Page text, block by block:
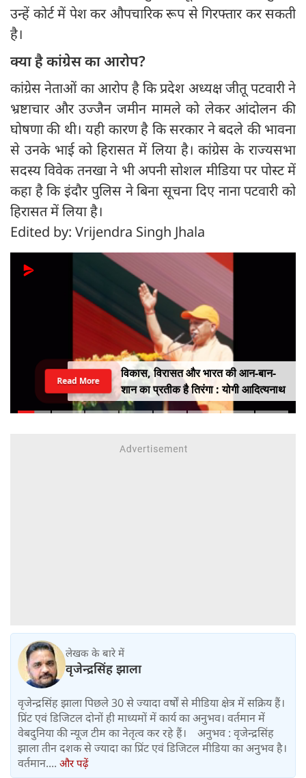
उन्हें कोर्ट में पेश कर औपचारिक रूप से गिरफ्तार कर सकती
है।
क्या है कांग्रेस का आरोप?
कांग्रेस नेताओं का आरोप है कि प्रदेश अध्यक्ष जीतू पटवारी ने
भ्रष्टाचार और उज्जैन जमीन मामले को लेकर आंदोलन की
घोषणा की थी। यही कारण है कि सरकार ने बदले की भावना
से उनके भाई को हिरासत में लिया है। कांग्रेस के राज्यसभा
सदस्य विवेक तनखा ने भी अपनी सोशल मीडिया पर पोस्ट में
कहा है कि इंदौर पुलिस ने बिना सूचना दिए नाना पटवारी को
हिरासत में लिया है।
Edited by: Vrijendra Singh Jhala
विकास, विरासत और भारत की आन-बान-
शान का प्रतीक है तिरंगा : योगी आदित्यनाथ
Read More
लेखक के बारे में
वृजेन्द्रसिंह झाला
वृजेन्द्रसिंह झाला पिछले 30 से ज्यादा वर्षों से मीडिया क्षेत्र में सक्रिय हैं।
प्रिंट एवं डिजिटल दोनों ही माध्यमों में कार्य का अनुभव। वर्तमान में
वेबदुनिया की न्यूज टीम का नेतृत्व कर रहे हैं। अनुभव : वृजेन्द्रसिंह
झाला तीन दशक से ज्यादा का प्रिंट एवं डिजिटल मीडिया का अनुभव है।
वर्तमान.... और पढ़ें